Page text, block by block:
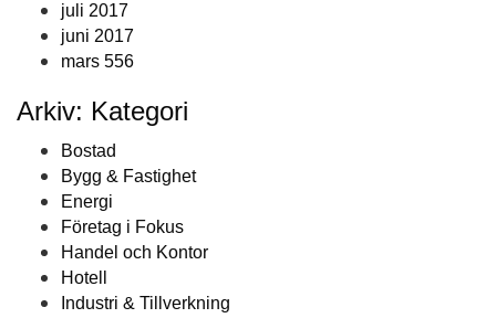
juli 2017
juni 2017
mars 556
Arkiv: Kategori
Bostad
Bygg & Fastighet
Energi
Företag i Fokus
Handel och Kontor
Hotell
Industri & Tillverkning